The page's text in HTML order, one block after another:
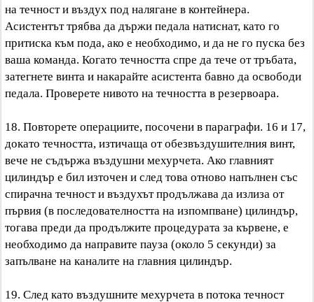
на течност и въздух под налягане в контейнера.
Асистентът трябва да държи педала натиснат, като го
притиска към пода, ако е необходимо, и да не го пуска без
ваша команда. Когато течността спре да тече от тръбата,
затегнете винта и накарайте асистента бавно да освободи
педала. Проверете нивото на течността в резервоара.
18. Повторете операциите, посочени в параграфи. 16 и 17,
докато течността, изтичаща от обезвъздушителния винт,
вече не съдържа въздушни мехурчета. Ако главният
цилиндър е бил източен и след това отново напълнен със
спирачна течност и въздухът продължава да излиза от
първия (в последователността на изпомпване) цилиндър,
тогава преди да продължите процедурата за кървене, е
необходимо да направите пауза (около 5 секунди) за
запълване на каналите на главния цилиндър.
19. След като въздушните мехурчета в потока течност